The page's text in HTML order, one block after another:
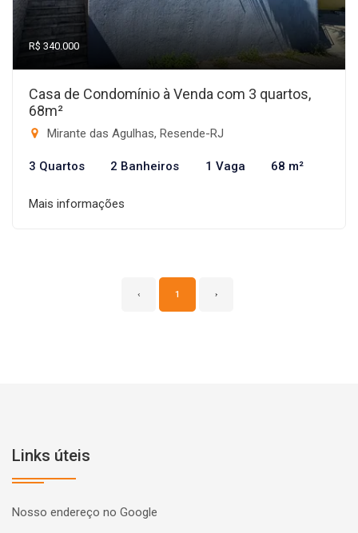
R$ 340.000
Casa de Condomínio à Venda com 3 quartos,
68m²
Mirante das Agulhas, Resende-RJ
3 Quartos 2 Banheiros 1 Vaga 68 m²
Mais informações
‹ 1 ›
Links úteis
Nosso endereço no Google